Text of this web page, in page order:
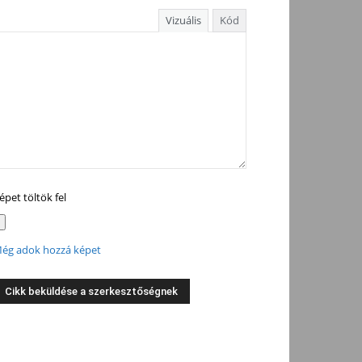
Vizuális Kód
töltök fel
adok hozzá képet